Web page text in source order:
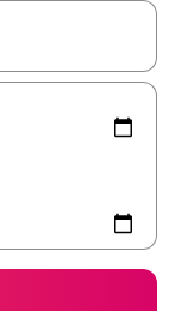
を使って移動するか